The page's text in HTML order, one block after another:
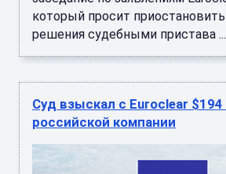
который просит
решения судебными пристава ...
Суд взыскал с Euroclear
российской компании